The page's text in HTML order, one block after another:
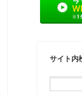
サイト内